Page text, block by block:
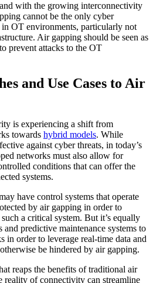
with the growing interconnectivity
cannot be the only cyber
OT environments, particularly not
Air gapping should be seen as
prevent attacks to the OT
and Use Cases to Air
is experiencing a shift from
towards hybrid models. While
against cyber threats, in today’s
networks must also allow for
conditions that can offer the
systems.
have control systems that operate
by air gapping in order to
a critical system. But it’s equally
and predictive maintenance systems to
in order to leverage real-time data and
be hindered by air gapping.
reaps the benefits of traditional air
reality of connectivity can streamline